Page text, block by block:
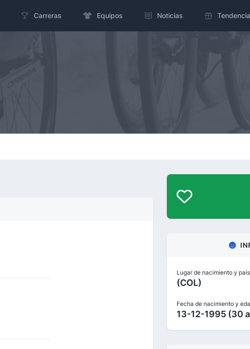
Carreras Equipos Noticias
Lugar de nacimiento y país
(COL)
Fecha de nacimiento y
13-12-1995 (30